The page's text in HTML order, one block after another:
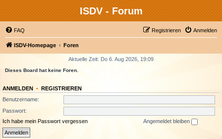
ISDV - Forum
FAQ Anmelden
Registrieren
ISDV-Homepage Foren
Aktuelle Zeit: Do 6. Aug 2026, 19:09
Dieses Board hat keine Foren.
ANMELDEN • REGISTRIEREN
Benutzername:
Passwort:
Ich habe mein Passwort vergessen
Angemeldet bleiben